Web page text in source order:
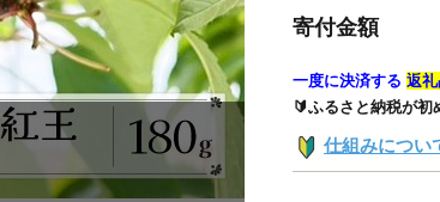
寄付金額
一度に決済する 返
🔰ふるさと納税が
仕組みについ